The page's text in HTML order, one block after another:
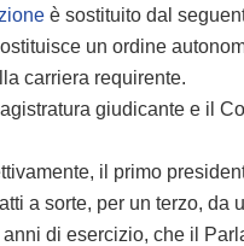
è sostituito dal
un ordine
carriera requirente.
giudicante e il
il primo
a sorte, per un terzo,
di esercizio, che il